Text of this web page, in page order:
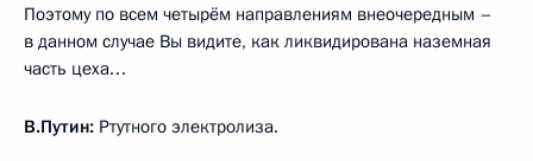
Поэтому по всем четырём направлениям внеочередным –
в данном случае Вы видите, как ликвидирована наземная
часть цеха…
В.Путин: Ртутного электролиза.